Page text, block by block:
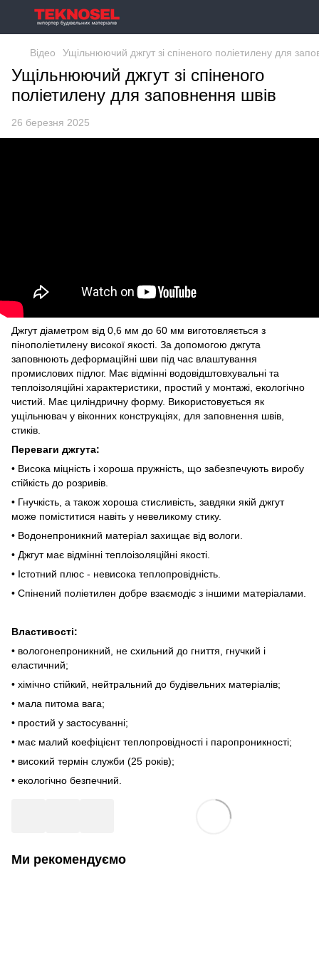
Відео Ущільнюючий джгут зі спіненого поліетилену для
Ущільнюючий джгут зі спіненого
поліетилену для заповнення швів
26 березня 2025
Джгут діаметром від 0,6 мм до 60 мм виготовляється з
пінополіетилену високої якості. За допомогою джгута
заповнюють деформаційні шви під час влаштування
промислових підлог. Має відмінні водовідштовхувальні та
теплоізоляційні характеристики, простий у монтажі, екологічно
чистий. Має циліндричну форму. Використовується як
ущільнювач у віконних конструкціях, для заповнення швів,
стиків.
Переваги джгута:
• Висока міцність і хороша пружність, що забезпечують виробу
стійкість до розривів.
• Гнучкість, а також хороша стисливість, завдяки якій джгут
може поміститися навіть у невеликому стику.
• Водонепроникний матеріал захищає від вологи.
• Джгут має відмінні теплоізоляційні якості.
• Істотний плюс - невисока теплопровідність.
• Спінений поліетилен добре взаємодіє з іншими матеріалами.
Властивості:
• вологонепроникний, не схильний до гниття, гнучкий і
еластичний;
• хімічно стійкий, нейтральний до будівельних матеріалів;
• мала питома вага;
• простий у застосуванні;
• має малий коефіцієнт теплопровідності і паропроникності;
• високий термін служби (25 років);
• екологічно безпечний.
Ми рекомендуємо